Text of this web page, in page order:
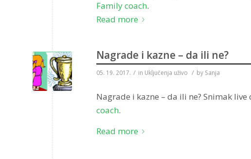
Family coach.
Read more
Nagrade i kazne – da ili ne?
05. 19. 2017. / in Uključenja uživo / by Sanja
Nagrade i kazne – da ili ne? Snimak
coach.
Read more